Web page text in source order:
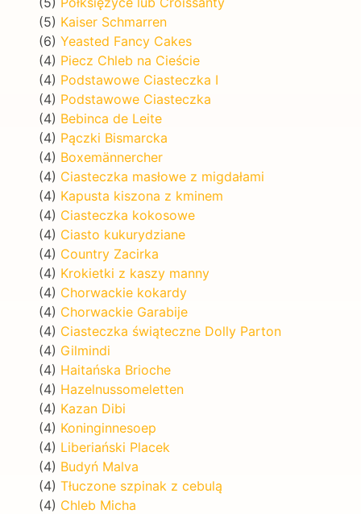
(5) Kaiser Schmarren
(6) Yeasted Fancy Cakes
(4) Piecz Chleb na Cieście
(4) Podstawowe Ciasteczka I
(4) Podstawowe Ciasteczka
(4) Bebinca de Leite
(4) Pączki Bismarcka
(4) Boxemännercher
(4) Ciasteczka masłowe z migdałami
(4) Kapusta kiszona z kminem
(4) Ciasteczka kokosowe
(4) Ciasto kukurydziane
(4) Country Zacirka
(4) Krokietki z kaszy manny
(4) Chorwackie kokardy
(4) Chorwackie Garabije
(4) Ciasteczka świąteczne Dolly Parton
(4) Gilmindi
(4) Haitańska Brioche
(4) Hazelnussomeletten
(4) Kazan Dibi
(4) Koninginnesoep
(4) Liberiański Placek
(4) Budyń Malva
(4) Tłuczone szpinak z cebulą
(4) Chleb Micha